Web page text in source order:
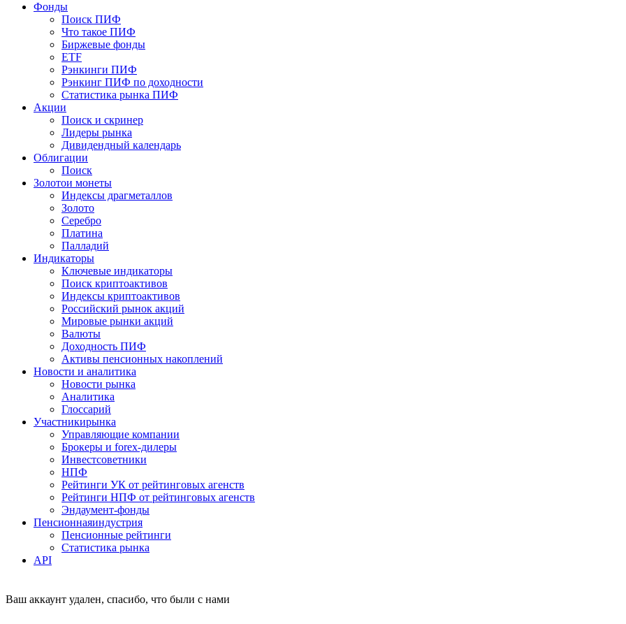
Фонды
Поиск ПИФ
Что такое ПИФ
Биржевые фонды
ETF
Рэнкинги ПИФ
Рэнкинг ПИФ по доходности
Статистика рынка ПИФ
Акции
Поиск и скринер
Лидеры рынка
Дивидендный календарь
Облигации
Поиск
Золотои монеты
Индексы драгметаллов
Золото
Серебро
Платина
Палладий
Индикаторы
Ключевые индикаторы
Поиск криптоактивов
Индексы криптоактивов
Российский рынок акций
Мировые рынки акций
Валюты
Доходность ПИФ
Активы пенсионных накоплений
Новости и аналитика
Новости рынка
Аналитика
Глоссарий
Участникирынка
Управляющие компании
Брокеры и forex-дилеры
Инвестсоветники
НПФ
Рейтинги УК от рейтинговых агенств
Рейтинги НПФ от рейтинговых агенств
Эндаумент-фонды
Пенсионнаяиндустрия
Пенсионные рейтинги
Статистика рынка
API
Ваш аккаунт удален, спасибо, что были с нами